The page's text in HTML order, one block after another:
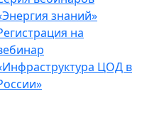
знаний»
на
ЦОД в